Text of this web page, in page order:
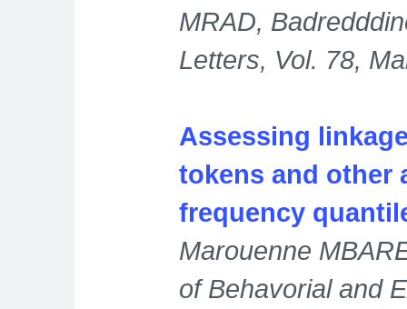
MRAD,
Letters, Vol. 78,
Assessing
tokens and other
frequency
Marouenne
of Behavorial and